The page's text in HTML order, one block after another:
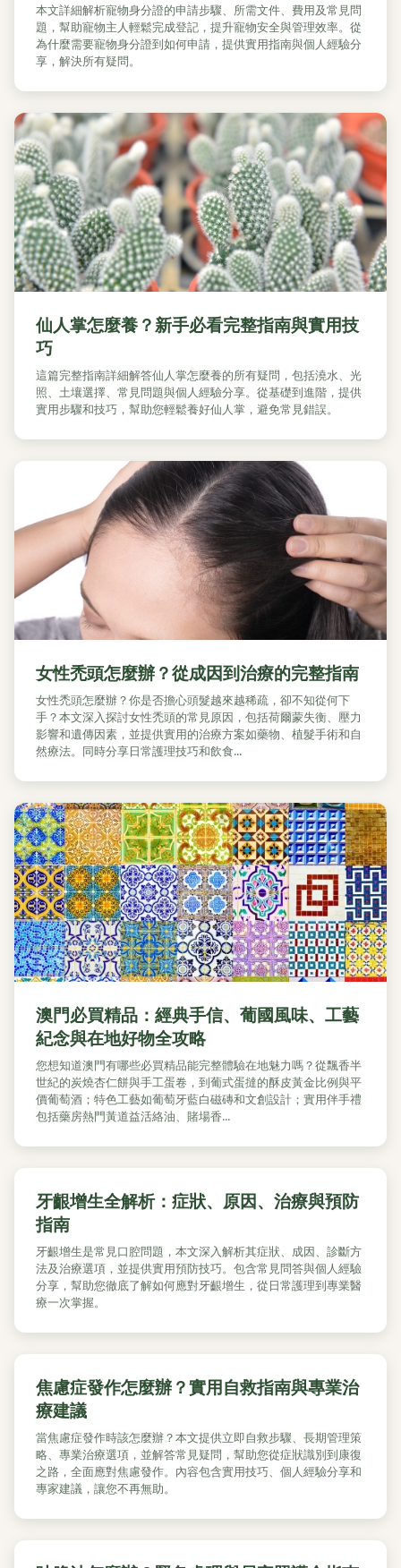
本文詳細解析寵物身分證的申請步驟、所需文件、費用及常見問
題，幫助寵物主人輕鬆完成登記，提升寵物安全與管理效率。從
為什麼需要寵物身分證到如何申請，提供實用指南與個人經驗分
享，解決所有疑問。
仙人掌怎麼養？新手必看完整指南與實用技
巧
這篇完整指南詳細解答仙人掌怎麼養的所有疑問，包括澆水、光
照、土壤選擇、常見問題與個人經驗分享。從基礎到進階，提供
實用步驟和技巧，幫助您輕鬆養好仙人掌，避免常見錯誤。
女性禿頭怎麼辦？從成因到治療的完整指南
女性禿頭怎麼辦？你是否擔心頭髮越來越稀疏，卻不知從何下
手？本文深入探討女性禿頭的常見原因，包括荷爾蒙失衡、壓力
影響和遺傳因素，並提供實用的治療方案如藥物、植髮手術和自
然療法。同時分享日常護理技巧和飲食...
澳門必買精品：經典手信、葡國風味、工藝
紀念與在地好物全攻略
您想知道澳門有哪些必買精品能完整體驗在地魅力嗎？從飄香半
世紀的炭燒杏仁餅與手工蛋卷，到葡式蛋撻的酥皮黃金比例與平
價葡萄酒；特色工藝如葡萄牙藍白磁磚和文創設計；實用伴手禮
包括藥房熱門黃道益活絡油、賭場香...
牙齦增生全解析：症狀、原因、治療與預防
指南
牙齦增生是常見口腔問題，本文深入解析其症狀、成因、診斷方
法及治療選項，並提供實用預防技巧。包含常見問答與個人經驗
分享，幫助您徹底了解如何應對牙齦增生，從日常護理到專業醫
療一次掌握。
焦慮症發作怎麼辦？實用自救指南與專業治
療建議
當焦慮症發作時該怎麼辦？本文提供立即自救步驟、長期管理策
略、專業治療選項，並解答常見疑問，幫助您從症狀識別到康復
之路，全面應對焦慮發作。內容包含實用技巧、個人經驗分享和
專家建議，讓您不再無助。